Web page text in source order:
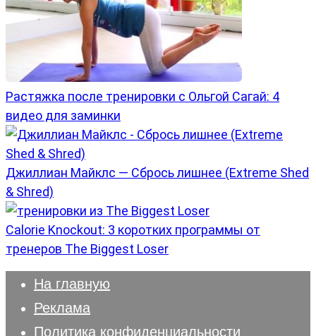
Растяжка после тренировки с Ольгой Сагай: 4
видео для заминки
Джиллиан Майклс — Сбрось лишнее (Extreme Shed
& Shred)
Calorie Knockout: 3 коротких программы от
тренеров The Biggest Loser
На главную
Реклама
Политика конфиденциальности